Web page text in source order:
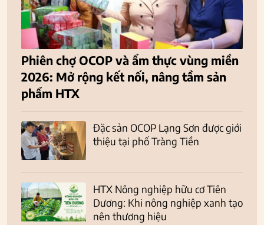
Phiên chợ OCOP và ẩm thực vùng miền
2026: Mở rộng kết nối, nâng tầm sản
phẩm HTX
Đặc sản OCOP Lạng Sơn được giới
thiệu tại phố Tràng Tiền
HTX Nông nghiệp hữu cơ Tiên
Dương: Khi nông nghiệp xanh tạo
nên thương hiệu